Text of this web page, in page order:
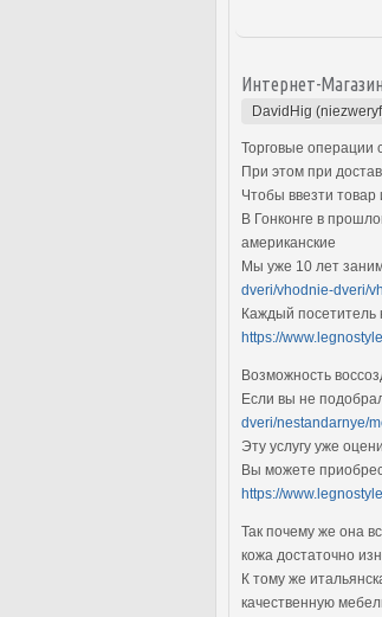
Интернет-
DavidHig
Торговые операции
При этом при
Чтобы ввезти
В Гонконге в
американские
Мы уже 10 лет
dveri/vhodnie-dveri/
Каждый посетитель
https://
Возможность
Если вы не
dveri/nestandarnye/
Эту услугу уже
Вы можете
https://
Так почему же она
кожа достаточно
К тому же
качественную